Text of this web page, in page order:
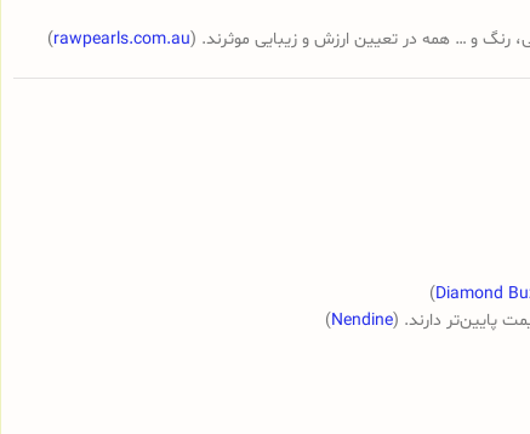
رنگ و … همه در تعیین ارزش و زیبایی موثرند. (rawpearls.com.au
)
Diamond
)
پایین‌تر دارند. (Nendine
)